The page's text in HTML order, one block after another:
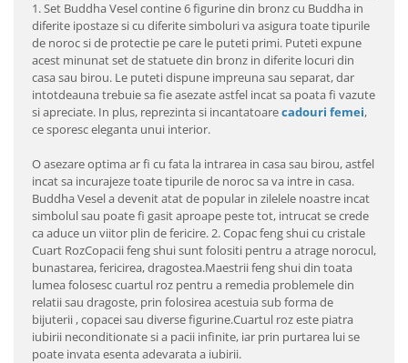
1. Set Buddha Vesel contine 6 figurine din bronz cu Buddha in
diferite ipostaze si cu diferite simboluri va asigura toate tipurile
de noroc si de protectie pe care le puteti primi. Puteti expune
acest minunat set de statuete din bronz in diferite locuri din
casa sau birou. Le puteti dispune impreuna sau separat, dar
intotdeauna trebuie sa fie asezate astfel incat sa poata fi vazute
si apreciate. In plus, reprezinta si incantatoarecadouri femei,
ce sporesc eleganta unui interior.
O asezare optima ar fi cu fata la intrarea in casa sau birou, astfel
incat sa incurajeze toate tipurile de noroc sa va intre in casa.
Buddha Vesel a devenit atat de popular in zilelele noastre incat
simbolul sau poate fi gasit aproape peste tot, intrucat se crede
ca aduce un viitor plin de fericire. 2. Copac feng shui cu cristale
Cuart RozCopacii feng shui sunt folositi pentru a atrage norocul,
bunastarea, fericirea, dragostea.Maestrii feng shui din toata
lumea folosesc cuartul roz pentru a remedia problemele din
relatii sau dragoste, prin folosirea acestuia sub forma de
bijuterii , copacei sau diverse figurine.Cuartul roz este piatra
iubirii neconditionate si a pacii infinite, iar prin purtarea lui se
poate invata esenta adevarata a iubirii.